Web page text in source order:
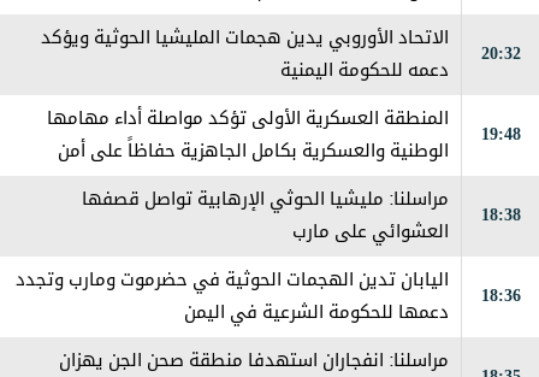
20:32
الاتحاد الأوروبي يدين هجمات المليشيا الحوثية ويؤكد
دعمه للحكومة اليمنية
19:48
المنطقة العسكرية الأولى تؤكد مواصلة أداء مهامها
الوطنية والعسكرية بكامل الجاهزية حفاظاً على أمن
18:38
مراسلنا: مليشيا الحوثي الإرهابية تواصل قصفها
العشوائي على مارب
18:36
اليابان تدين الهجمات الحوثية في حضرموت ومارب وتجدد
دعمها للحكومة الشرعية في اليمن
مراسلنا: انفجاران استهدفا منطقة صحن الجن يهزان